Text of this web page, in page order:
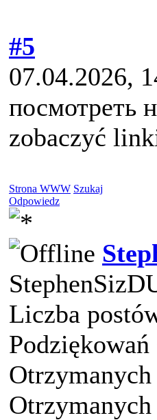
#5
07.04.2026,
посмотреть
zobaczyć
Strona WWW Szukaj
Odpowiedz
Liczba
Podziękowań